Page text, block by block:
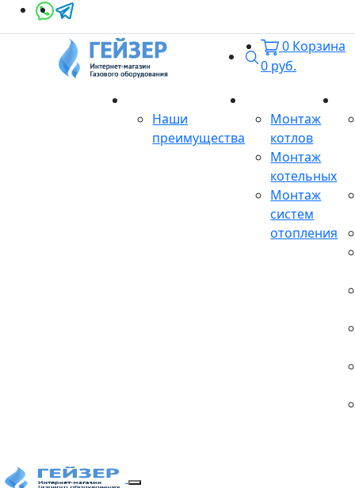
Поиск
0 Корзина
0 руб.
Наши
преимущества
Монтаж
котлов
Монтаж
котельных
Монтаж
систем
отопления